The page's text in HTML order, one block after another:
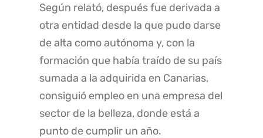
Según relató, después fue derivada a
otra entidad desde la que pudo darse
de alta como autónoma y, con la
formación que había traído de su país
sumada a la adquirida en Canarias,
consiguió empleo en una empresa del
sector de la belleza, donde está a
punto de cumplir un año.